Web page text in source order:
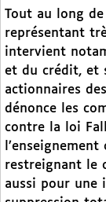
Tout au long
représentant
intervient
et du crédit, et
actionnaires
dénonce les
contre la loi
restreignant le
aussi pour une